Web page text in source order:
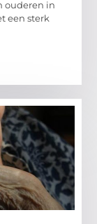
ouderen in
een sterk